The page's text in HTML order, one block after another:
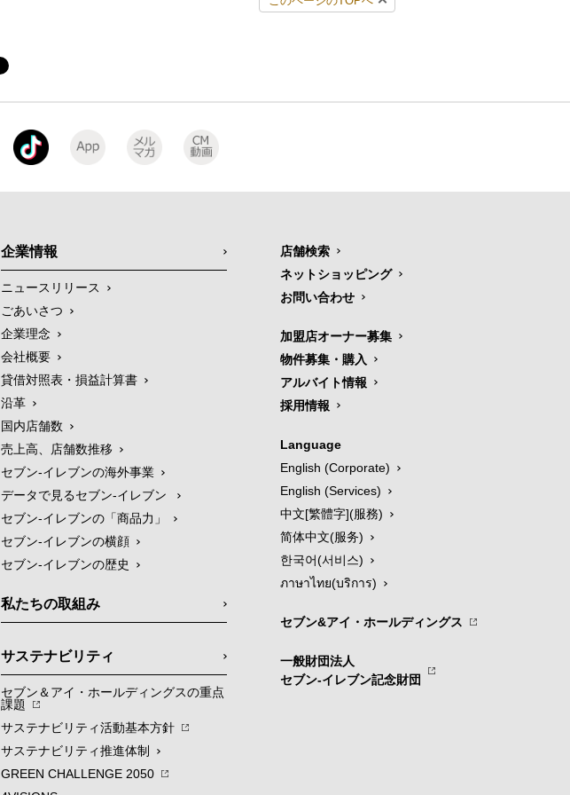
企業情報
ニュースリリース
ごあいさつ
企業理念
会社概要
貸借対照表・損益計算書
沿革
国内店舗数
売上高、店舗数推移
セブン‐イレブンの海外事業
データで見るセブン‐イレブン
セブン‐イレブンの「商品力」
セブン-イレブンの横顔
セブン-イレブンの歴史
私たちの取組み
サステナビリティ
セブン＆アイ・ホールディングスの重点
課題
サステナビリティ活動基本方針
サステナビリティ推進体制
GREEN CHALLENGE 2050
店舗検索
ネットショッピング
お問い合わせ
加盟店オーナー募集
物件募集・購入
アルバイト情報
採用情報
Language
English (Corporate)
English (Services)
中文[繁體字](服務)
简体中文(服务)
한국어(서비스)
ภาษาไทย(บริการ)
セブン&アイ・ホールディングス
一般財団法人
セブン-イレブン記念財団